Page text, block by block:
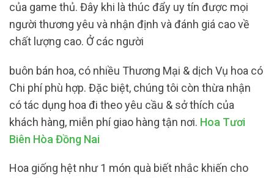
của game thủ. Đây khi là thúc đẩy uy tín được mọi
người thương yêu và nhận định và đánh giá cao về
chất lượng cao. Ở các người
buôn bán hoa, có nhiều Thương Mại & dịch Vụ hoa có
Chi phí phù hợp. Đặc biệt, chúng tôi còn thừa nhận
có tác dụng hoa đi theo yêu cầu & sở thích của
khách hàng, miễn phí giao hàng tận nơi. Hoa Tươi
Biên Hòa Đồng Nai
Hoa giống hệt như 1 món quà biết nhắc khiến cho